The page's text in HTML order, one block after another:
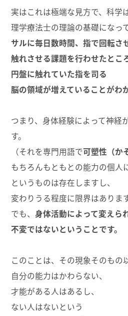
実はこれは極端な見方で、科学
理学療法士の理論の基礎になっ
サルに毎日数時間、指で回転さ
触れさせる課題を行わせたとこ
円盤に触れていた指を司る
脳の領域が増えていることがわ
つまり、身体経験によって神経
す。
（それを専門用語で可塑性（か
もちろんもともとの能力の個人
というものは存在しますし、
変わりうる程度に限界はあります
でも、 身体活動によって変えら
不変ではないということです。
このことは、その現象そのもの
自分の能力はかわらない、
才能がある人はあるし、
ない人はないという